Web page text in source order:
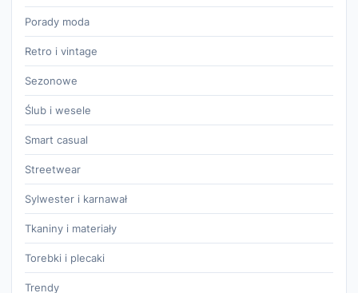
Porady moda
Retro i vintage
Sezonowe
Ślub i wesele
Smart casual
Streetwear
Sylwester i karnawał
Tkaniny i materiały
Torebki i plecaki
Trendy